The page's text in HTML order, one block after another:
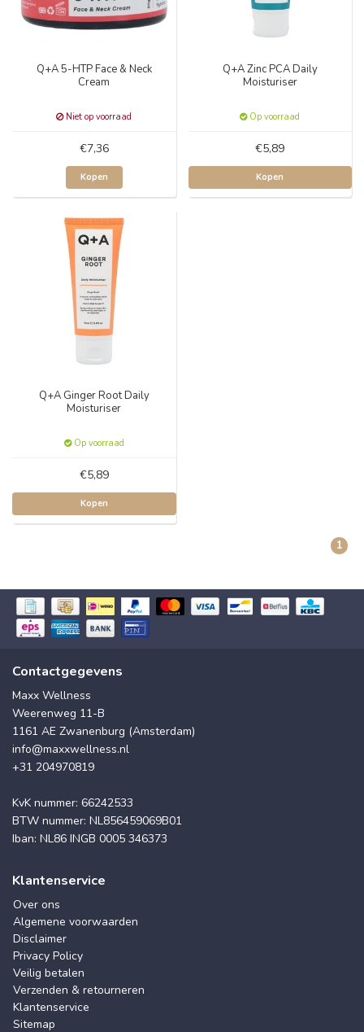
Q+A 5-HTP Face & Neck
Cream
Niet op voorraad
€7,36
Kopen
Q+A Zinc PCA Daily
Moisturiser
Op voorraad
€5,89
Kopen
Q+A Ginger Root Daily
Moisturiser
Op voorraad
€5,89
Kopen
1
Contactgegevens
Maxx Wellness
Weerenweg 11-B
1161 AE Zwanenburg (Amsterdam)
info@maxxwellness.nl
+31 204970819
KvK nummer: 66242533
BTW nummer: NL856459069B01
Iban: NL86 INGB 0005 346373
Klantenservice
Over ons
Algemene voorwaarden
Disclaimer
Privacy Policy
Veilig betalen
Verzenden & retourneren
Klantenservice
Sitemap